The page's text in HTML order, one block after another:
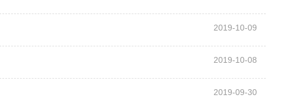
2019-10-09
2019-10-08
2019-09-30